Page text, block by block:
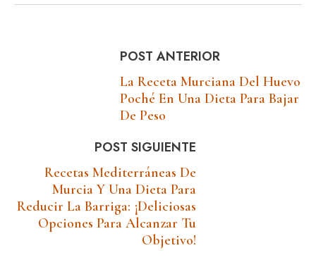
POST ANTERIOR
La Receta Murciana Del Huevo
Poché En Una Dieta Para Bajar
De Peso
POST SIGUIENTE
Recetas Mediterráneas De
Murcia Y Una Dieta Para
Reducir La Barriga: ¡Deliciosas
Opciones Para Alcanzar Tu
Objetivo!